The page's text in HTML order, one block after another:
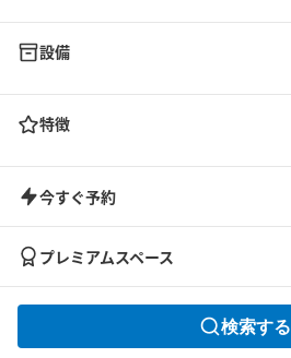
設備
特徴
今すぐ予約
プレミアムスペース
検索する